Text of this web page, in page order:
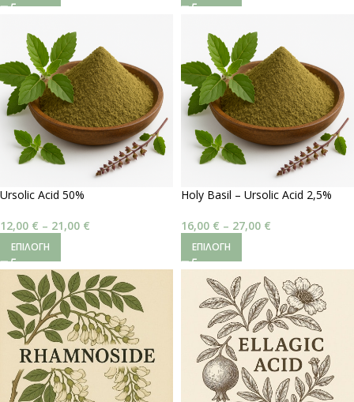
Ursolic Acid 50%
12,00 € – 21,00 €
ΕΠΙΛΟΓΉ
Holy Basil – Ursolic Acid 2,5%
16,00 € – 27,00 €
ΕΠΙΛΟΓΉ